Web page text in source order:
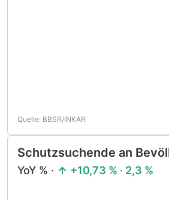
Quelle: BBSR/INKAR
Schutzsuchende an
YoY % · +10,73 % · 2,3 %